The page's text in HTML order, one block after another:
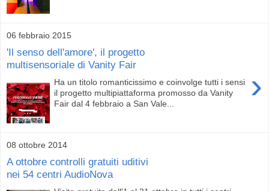
06 febbraio 2015
'Il senso dell'amore', il progetto
multisensoriale di Vanity Fair
›
Ha un titolo romanticissimo e coinvolge tutti i sensi
il progetto multipiattaforma promosso da Vanity
Fair dal 4 febbraio a San Vale...
08 ottobre 2014
A ottobre controlli gratuiti uditivi
nei 54 centri AudioNova